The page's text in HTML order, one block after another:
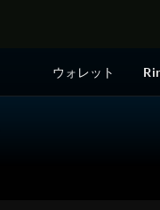
ウォレット